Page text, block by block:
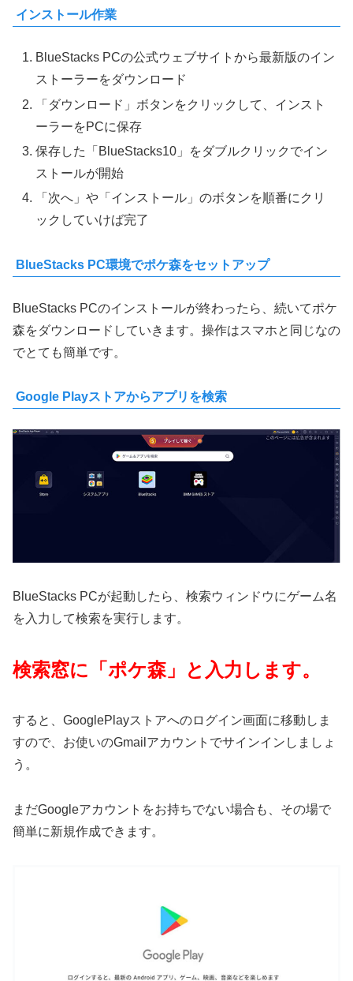
インストール作業
BlueStacks PCの公式ウェブサイトから最新版のイン
ストーラーをダウンロード
「ダウンロード」ボタンをクリックして、インスト
ーラーをPCに保存
保存した「BlueStacks10」をダブルクリックでイン
ストールが開始
「次へ」や「インストール」のボタンを順番にクリ
ックしていけば完了
BlueStacks PC環境でポケ森をセットアップ
BlueStacks PCのインストールが終わったら、続いてポケ
森をダウンロードしていきます。操作はスマホと同じなの
でとても簡単です。
Google Playストアからアプリを検索
BlueStacks PCが起動したら、検索ウィンドウにゲーム名
を入力して検索を実行します。
検索窓に「ポケ森」と入力します。
すると、GooglePlayストアへのログイン画面に移動しま
すので、お使いのGmailアカウントでサインインしましょ
う。
まだGoogleアカウントをお持ちでない場合も、その場で
簡単に新規作成できます。